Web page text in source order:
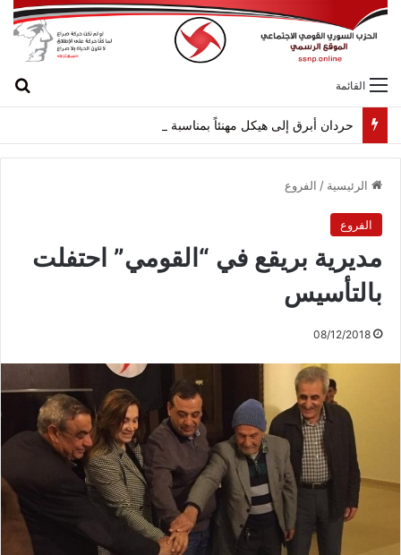
القائمة
حردان أبرق إلى هيكل مهنئاً بمناسبة عيد الجيش
الرئيسية / الفروع
الفروع
مديرية بريقع في “القومي” احتفلت
بالتأسيس
08/12/2018